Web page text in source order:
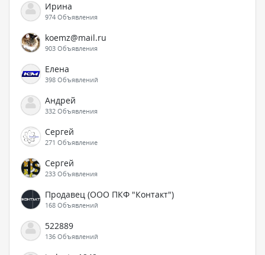
Ирина
974 Объявления
koemz@mail.ru
903 Объявления
Елена
398 Объявлений
Андрей
332 Объявления
Сергей
271 Объявление
Сергей
233 Объявления
Продавец (ООО ПКФ "Контакт")
168 Объявлений
522889
136 Объявлений